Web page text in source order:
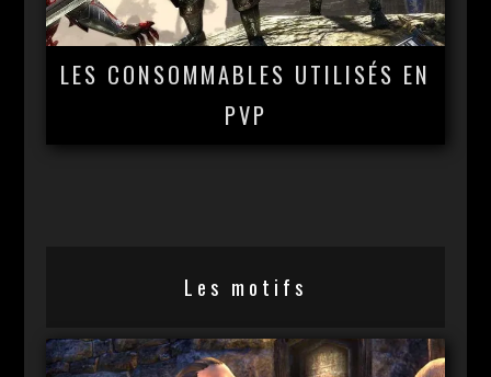
LES CONSOMMABLES UTILISÉS EN
PVP
Les motifs